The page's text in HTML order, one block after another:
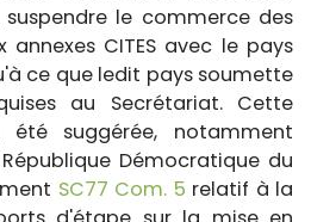
le commerce des
annexes CITES avec le pays
ce que ledit pays soumette
au Secrétariat. Cette
suggérée, notamment
Démocratique du
SC77 Com. 5 relatif à la